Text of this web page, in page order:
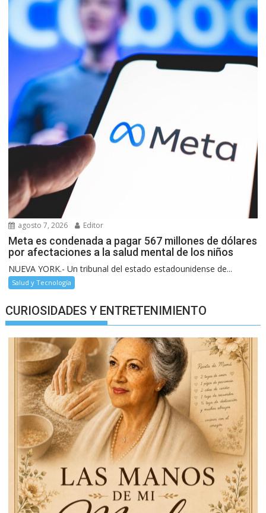
agosto 7, 2026 Editor
Meta es condenada a pagar 567 millones de dólares
por afectaciones a la salud mental de los niños
NUEVA YORK.- Un tribunal del estado estadounidense de...
Salud y Tecnología
CURIOSIDADES Y ENTRETENIMIENTO